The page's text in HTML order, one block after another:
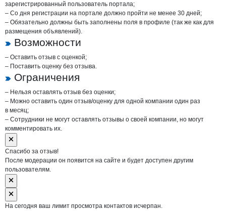
зарегистрированный пользователь портала;
– Со дня регистрации на портале должно пройти не менее 30 дней;
– Обязательно должны быть заполнены поля в профиле (так же как для
размещения объявлений).
Возможности
– Оставить отзыв с оценкой;
– Поставить оценку без отзыва.
Ограничения
– Нельзя оставлять отзыв без оценки;
– Можно оставить один отзыв/оценку для одной компании один раз
в месяц;
– Сотрудники не могут оставлять отзывы о своей компании, но могут
комментировать их.
Спасибо за отзыв!
После модерации он появится на сайте и будет доступен другим
пользователям.
На сегодня ваш лимит просмотра контактов исчерпан.